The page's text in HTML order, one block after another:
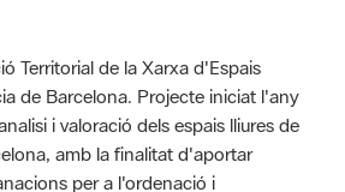
Territorial de la Xarxa d'Espais
de Barcelona. Projecte iniciat l'any
i valoració dels espais lliures de
amb la finalitat d'aportar
per a l'ordenació i